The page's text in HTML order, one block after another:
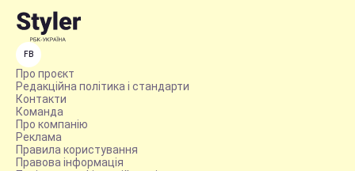
FB
Про проєкт
Редакційна політика і стандарти
Контакти
Команда
Про компанію
Реклама
Правила користування
Правова інформація